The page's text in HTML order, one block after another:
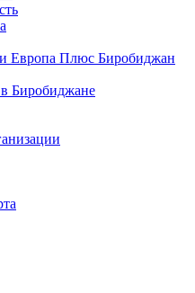
и Европа Плюс Биробиджан
Биробиджане